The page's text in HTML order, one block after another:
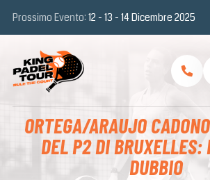
Prossimo Evento: 12 - 13 - 14 Dicembre 2025
ORTEGA/ARAUJO
DEL P2 DI BRUXELLES:
DUBBIO